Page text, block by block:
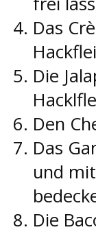
Das
Die
Den
Das
und
Die